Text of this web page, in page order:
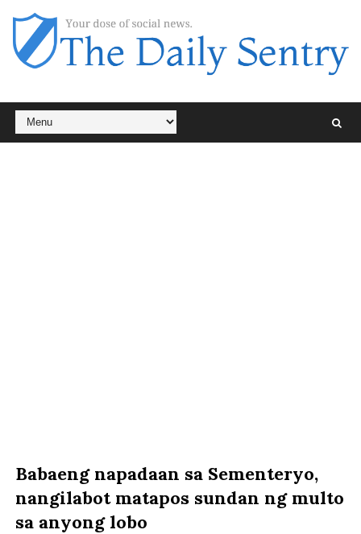
Babaeng napadaan sa Sementeryo,
nangilabot matapos sundan ng multo
sa anyong lobo